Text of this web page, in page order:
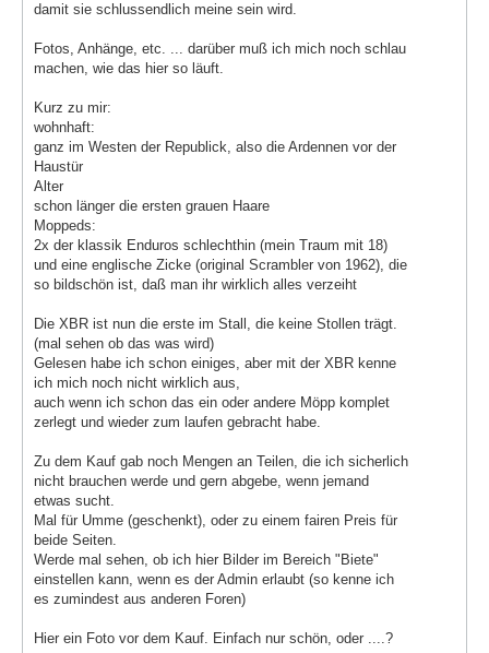
damit sie schlussendlich meine sein wird.
Fotos, Anhänge, etc. ... darüber muß ich mich noch schlau
machen, wie das hier so läuft.
Kurz zu mir:
wohnhaft:
ganz im Westen der Republick, also die Ardennen vor der
Haustür
Alter
schon länger die ersten grauen Haare
Moppeds:
2x der klassik Enduros schlechthin (mein Traum mit 18)
und eine englische Zicke (original Scrambler von 1962), die
so bildschön ist, daß man ihr wirklich alles verzeiht
Die XBR ist nun die erste im Stall, die keine Stollen trägt.
(mal sehen ob das was wird)
Gelesen habe ich schon einiges, aber mit der XBR kenne
ich mich noch nicht wirklich aus,
auch wenn ich schon das ein oder andere Möpp komplet
zerlegt und wieder zum laufen gebracht habe.
Zu dem Kauf gab noch Mengen an Teilen, die ich sicherlich
nicht brauchen werde und gern abgebe, wenn jemand
etwas sucht.
Mal für Umme (geschenkt), oder zu einem fairen Preis für
beide Seiten.
Werde mal sehen, ob ich hier Bilder im Bereich "Biete"
einstellen kann, wenn es der Admin erlaubt (so kenne ich
es zumindest aus anderen Foren)
Hier ein Foto vor dem Kauf. Einfach nur schön, oder ....?